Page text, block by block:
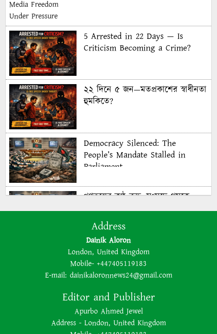
5 Arrested in 22 Days — Is
Criticism Becoming a Crime?
২২ দিনে ৫ জন—মতপ্রকাশের স্বাধীনতা
হুমকিতে?
Democracy Silenced: The
People’s Mandate Stalled in
Parliament
গণতন্ত্রের কণ্ঠ রুদ্ধ: সংসদে থমকে
গণরায়
The BNP is disregarding
democracy out of a lust for
power
ক্ষমতার লোভে গণতন্ত্রকে উপেক্ষা
করছে বিএনপি
Address
Dainik Aloron
London, United Kingdom
Mobile- +447405119183
E-mail: dainikaloronnews24@gmail.com
Editor and Publisher
Apurbo Ahmed Jewel
Address - London, United Kingdom